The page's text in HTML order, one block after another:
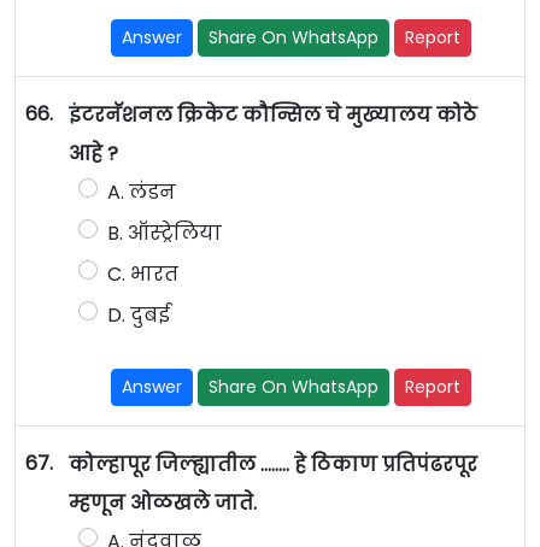
Answer Share On WhatsApp Report
66. इंटरनॅशनल क्रिकेट कौन्सिल चे मुख्यालय कोठे
आहे ?
A. लंडन
B. ऑस्ट्रेलिया
C. भारत
D. दुबई
Answer Share On WhatsApp Report
67. कोल्हापूर जिल्ह्यातील ........ हे ठिकाण प्रतिपंढरपूर
म्हणून ओळखले जाते.